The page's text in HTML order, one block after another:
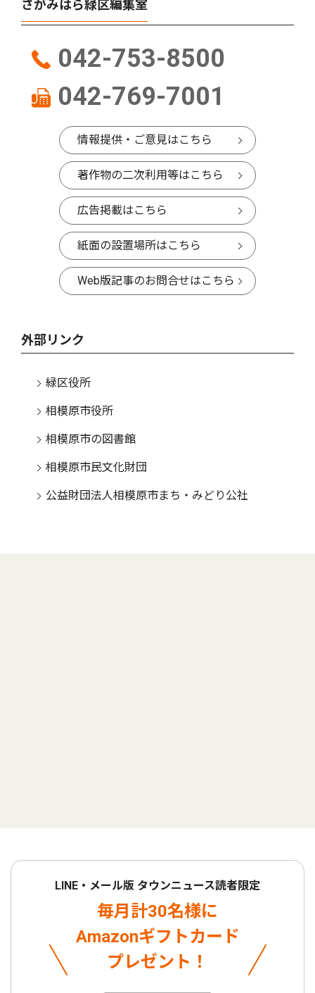
さがみはら緑区編集室
042-753-8500
042-769-7001
情報提供・ご意見はこちら
著作物の二次利用等はこちら
広告掲載はこちら
紙面の設置場所はこちら
Web版記事のお問合せはこちら
外部リンク
緑区役所
相模原市役所
相模原市の図書館
相模原市民文化財団
公益財団法人相模原市まち・みどり公社
LINE・メール版 タウンニュース読者限定
毎月計30名様に
Amazonギフトカード
プレゼント！